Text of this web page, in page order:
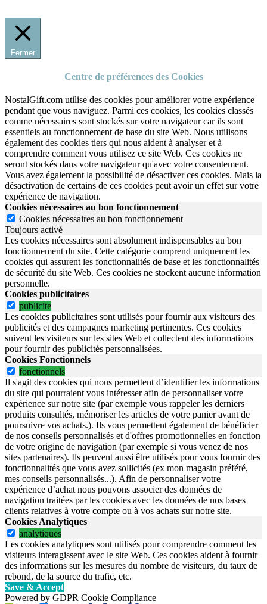
Fermer
Centre de préférences des Cookies
NostalGift.com utilise des cookies pour améliorer votre expérience
pendant que vous naviguez. Parmi ces cookies, les cookies classés
comme nécessaires sont stockés sur votre navigateur car ils sont
essentiels au fonctionnement de base du site Web. Nous utilisons
également des cookies tiers qui nous aident à analyser et à
comprendre comment vous utilisez ce site Web. Ces cookies ne
seront stockés dans votre navigateur qu'avec votre consentement.
Vous avez également la possibilité de désactiver ces cookies. Mais la
désactivation de certains de ces cookies peut avoir un effet sur votre
expérience de navigation.
Cookies nécessaires au bon fonctionnement
Cookies nécessaires au bon fonctionnement
Toujours activé
Les cookies nécessaires sont absolument indispensables au bon
fonctionnement du site. Cette catégorie comprend uniquement les
cookies qui assurent les fonctionnalités de base et les fonctionnalités
de sécurité du site Web. Ces cookies ne stockent aucune information
personnelle.
Cookies publicitaires
publicite
Les cookies publicitaires sont utilisés pour fournir aux visiteurs des
publicités et des campagnes marketing pertinentes. Ces cookies
suivent les visiteurs sur les sites Web et collectent des informations
pour fournir des publicités personnalisées.
Cookies Fonctionnels
fonctionnels
Il s'agit des cookies qui nous permettent d’identifier les informations
du site qui pourraient vous intéresser afin de personnaliser votre
expérience sur notre site (par exemple vous rappeler les derniers
produits consultés, mémoriser les articles de votre panier avant de
poursuivre vos achats.). Ils vous permettent également de bénéficier
de nos conseils personnalisés et d'offres promotionnelles en fonction
de votre origine de navigation (par exemple si vous venez de nos
sites partenaires). Ils peuvent aussi être utilisés pour vous fournir des
fonctionnalités que vous avez sollicités (ex mon magasin préféré,
mes conseils personnalisés...). Afin de personnaliser votre
expérience d’achat nous pouvons associer des données de
navigation traitées par les cookies avec les données de nos bases
clients relatives à votre compte ou à vos achats sur notre site.
Cookies Analytiques
analytiques
Les cookies analytiques sont utilisés pour comprendre comment les
visiteurs interagissent avec le site Web. Ces cookies aident à fournir
des informations sur les mesures du nombre de visiteurs, du taux de
rebond, de la source du trafic, etc.
Save & Accept
Powered by GDPR Cookie Compliance